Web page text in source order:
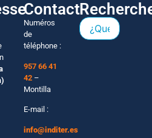
Contact
Numéros
de
téléphone :
957 66 41
42 –
Montilla
E-mail :
info@inditer.es